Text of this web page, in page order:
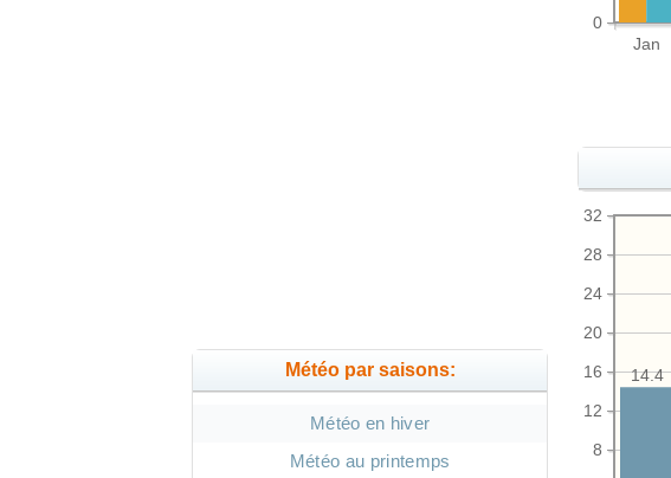
Jan
0
8
12
16
20
24
28
32
14.4
Météo par saisons:
Météo en hiver
Météo au printemps